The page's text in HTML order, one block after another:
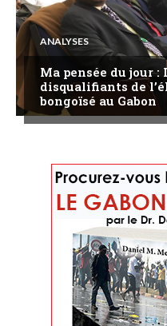
ANALYSES
Ma pensée du jour :
disqualifiants de
bongoïsé au Gabon